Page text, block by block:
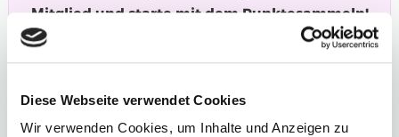
Diese Webseite verwendet Cookies
Wir verwenden Cookies, um Inhalte und Anzeigen zu
Mitglied und starte mit dem Punktesammeln!
Lackierte Birken-Rundstricknadeln von House of Yarn.
Länge Stärke